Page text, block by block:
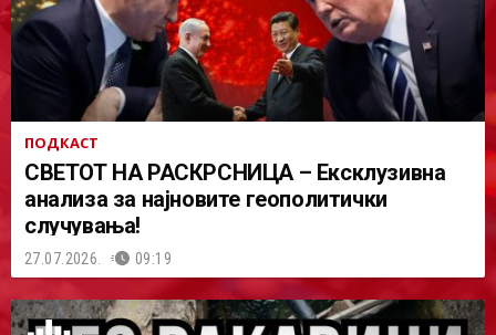
ПОДКАСТ
СВЕТОТ НА РАСКРСНИЦА – Ексклузивна
анализа за најновите геополитички
случувања!
27.07.2026. 09:19